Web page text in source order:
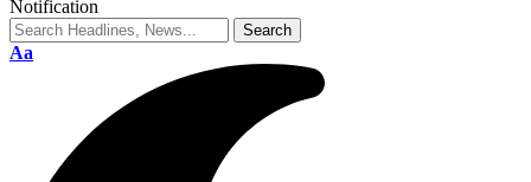
Notification
Aa